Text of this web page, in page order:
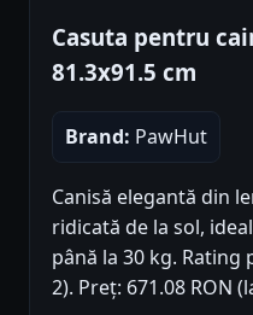
Casuta pentru
81.3x91.5 cm
Brand: PawHut
Canisă elegantă din
ridicată de la sol,
până la 30 kg. Rating
2). Preț: 671.08 RON